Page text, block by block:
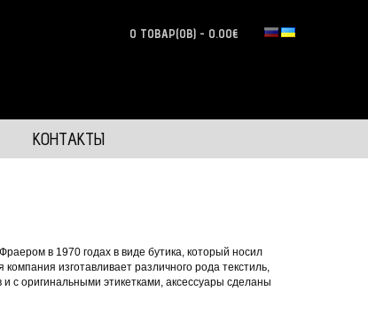
0 ТОВАР(ОВ) - 0.00€
КОНТАКТЫ
в 1970 годах в виде бутика, который носил
изготавливает различного рода текстиль,
с оригинальными этикетками, аксессуары сделаны